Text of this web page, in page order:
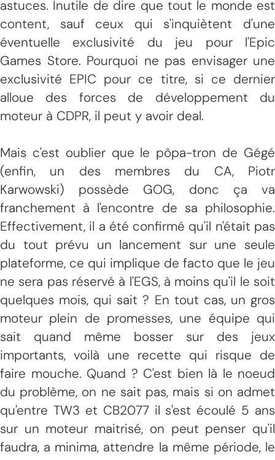
astuces. Inutile de dire que tout le monde est
content, sauf ceux qui s'inquiètent d'une
éventuelle exclusivité du jeu pour l'Epic
Games Store. Pourquoi ne pas envisager une
exclusivité EPIC pour ce titre, si ce dernier
alloue des forces de développement du
moteur à CDPR, il peut y avoir deal.
Mais c'est oublier que le pôpa-tron de Gégé
(enfin, un des membres du CA, Piotr
Karwowski) possède GOG, donc ça va
franchement à l'encontre de sa philosophie.
Effectivement, il a été confirmé qu'il n'était pas
du tout prévu un lancement sur une seule
plateforme, ce qui implique de facto que le jeu
ne sera pas réservé à l'EGS, à moins qu'il le soit
quelques mois, qui sait ? En tout cas, un gros
moteur plein de promesses, une équipe qui
sait quand même bosser sur des jeux
importants, voilà une recette qui risque de
faire mouche. Quand ? C'est bien là le noeud
du problème, on ne sait pas, mais si on admet
qu'entre TW3 et CB2077 il s'est écoulé 5 ans
sur un moteur maitrisé, on peut penser qu'il
faudra, a minima, attendre la même période, le